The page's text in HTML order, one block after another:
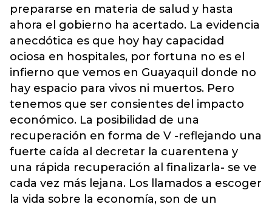
prepararse en materia de salud y hasta
ahora el gobierno ha acertado. La evidencia
anecdótica es que hoy hay capacidad
ociosa en hospitales, por fortuna no es el
infierno que vemos en Guayaquil donde no
hay espacio para vivos ni muertos. Pero
tenemos que ser consientes del impacto
económico. La posibilidad de una
recuperación en forma de V -reflejando una
fuerte caída al decretar la cuarentena y
una rápida recuperación al finalizarla- se ve
cada vez más lejana. Los llamados a escoger
la vida sobre la economía, son de un